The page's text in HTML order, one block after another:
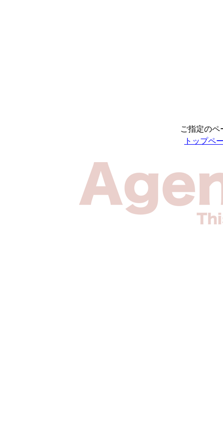
ご指定のペ
トップペ